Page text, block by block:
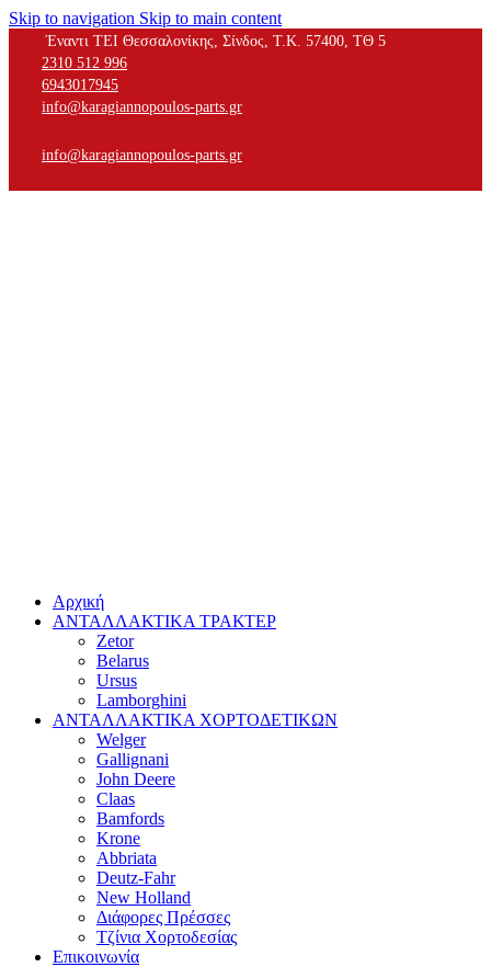
Skip to navigation Skip to main content
Έναντι ΤΕΙ Θεσσαλονίκης, Σίνδος, Τ.Κ. 57400, ΤΘ 5
2310 512 996
6943017945
info@karagiannopoulos-parts.gr
info@karagiannopoulos-parts.gr
Αρχική
ΑΝΤΑΛΛΑΚΤΙΚΑ ΤΡΑΚΤΕΡ
Zetor
Belarus
Ursus
Lamborghini
ΑΝΤΑΛΛΑΚΤΙΚΑ ΧΟΡΤΟΔΕΤΙΚΩΝ
Welger
Gallignani
John Deere
Claas
Bamfords
Krone
Abbriata
Deutz-Fahr
New Holland
Διάφορες Πρέσσες
Τζίνια Χορτοδεσίας
Επικοινωνία